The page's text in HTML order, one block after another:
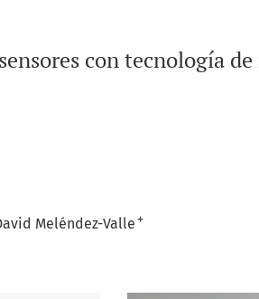
con tecnología de
Meléndez-Valle +